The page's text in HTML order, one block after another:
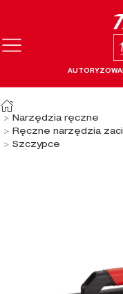
Narzędzia ręczne
Ręczne narzędzia
Szczypce